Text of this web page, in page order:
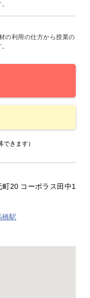
の利用の仕方から授業の
できます）
20 コーポラス田中1
橋駅